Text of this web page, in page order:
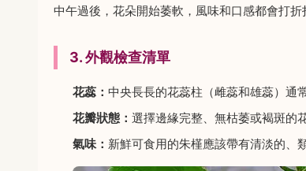
中午過後，花朵開始萎軟，風味和口感都會打折
3. 外觀檢查清單
花蕊： 中央長長的花蕊柱（雌蕊和雄蕊）通
花瓣狀態： 選擇邊緣完整、無枯萎或褐斑的
氣味： 新鮮可食用的朱槿應該帶有清淡的、